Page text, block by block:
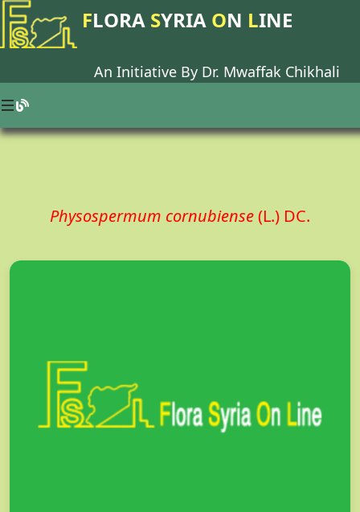
FLORA SYRIA ON LINE
An Initiative By Dr. Mwaffak Chikhali
Physospermum cornubiense(L.) DC.